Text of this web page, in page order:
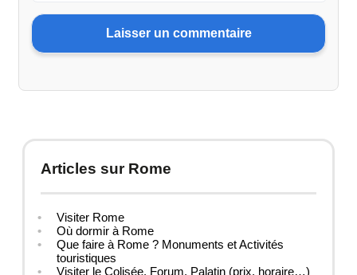
Articles sur Rome
Visiter Rome
Où dormir à Rome
Que faire à Rome ? Monuments et Activités
touristiques
Visiter le Colisée, Forum, Palatin (prix, horaire…)